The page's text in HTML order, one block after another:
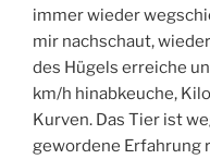
immer wieder
mir nachschaut,
des Hügels erreiche
km/h hinabkeuche,
Kurven. Das Tier ist
gewordene Erfahrung